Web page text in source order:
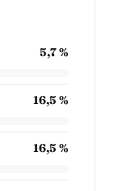
5,7 %
16,5 %
16,5 %